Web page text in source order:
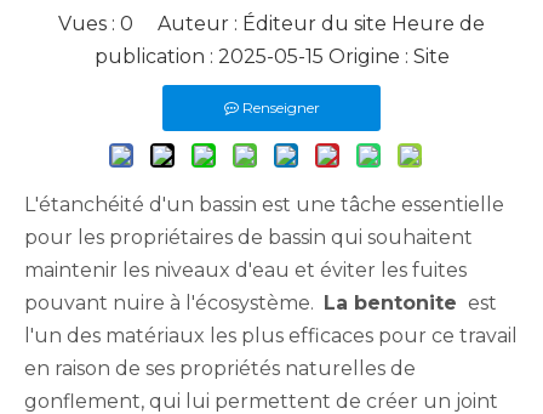
Vues : 0 Auteur : Éditeur du site Heure de
publication : 2025-05-15 Origine : Site
Renseigner
L'étanchéité d'un bassin est une tâche essentielle
pour les propriétaires de bassin qui souhaitent
maintenir les niveaux d'eau et éviter les fuites
pouvant nuire à l'écosystème. La bentonite est
l'un des matériaux les plus efficaces pour ce travail
en raison de ses propriétés naturelles de
gonflement, qui lui permettent de créer un joint